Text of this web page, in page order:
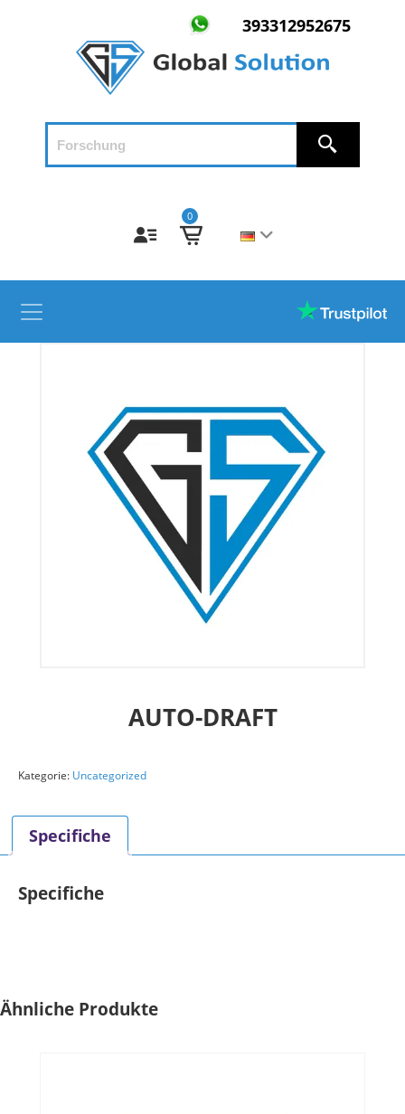
393312952675
0
AUTO-DRAFT
Kategorie: Uncategorized
Specifiche
Specifiche
Ähnliche Produkte